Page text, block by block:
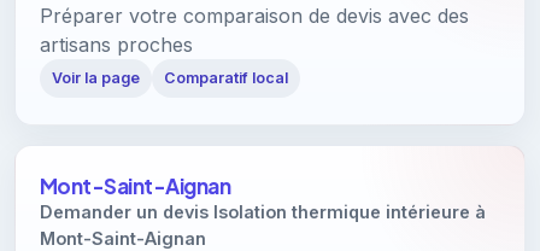
Préparer votre comparaison de devis avec des
artisans proches
Voir la page Comparatif local
Mont-Saint-Aignan
Demander un devis Isolation thermique intérieure à
Mont-Saint-Aignan